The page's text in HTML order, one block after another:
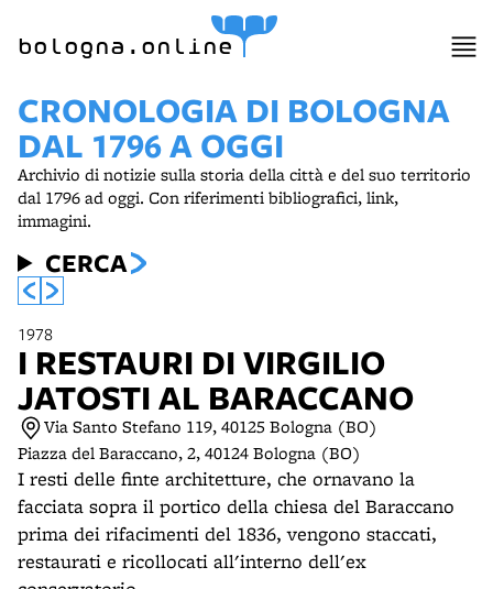
bologna.online
CRONOLOGIA DI BOLOGNA
DAL 1796 A OGGI
Archivio di notizie sulla storia della città e del suo territorio
dal 1796 ad oggi. Con riferimenti bibliografici, link,
immagini.
CERCA
1978
I RESTAURI DI VIRGILIO
JATOSTI AL BARACCANO
Via Santo Stefano 119, 40125 Bologna (BO)
Piazza del Baraccano, 2, 40124 Bologna (BO)
I resti delle finte architetture, che ornavano la
facciata sopra il portico della chiesa del Baraccano
prima dei rifacimenti del 1836, vengono staccati,
restaurati e ricollocati all'interno dell'ex